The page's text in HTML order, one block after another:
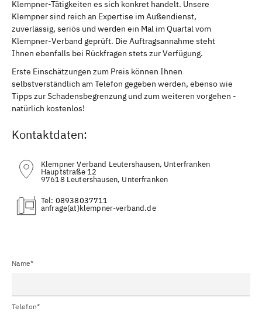
Klempner-Tätigkeiten es sich konkret handelt. Unsere
Klempner sind reich an Expertise im Außendienst,
zuverlässig, seriös und werden ein Mal im Quartal vom
Klempner-Verband geprüft. Die Auftragsannahme steht
Ihnen ebenfalls bei Rückfragen stets zur Verfügung.
Erste Einschätzungen zum Preis können Ihnen
selbstverständlich am Telefon gegeben werden, ebenso wie
Tipps zur Schadensbegrenzung und zum weiteren vorgehen -
natürlich kostenlos!
Kontaktdaten:
Klempner Verband Leutershausen, Unterfranken
Hauptstraße 12
97618 Leutershausen, Unterfranken
Tel: 08938037711
(at)
Name*
Telefon*